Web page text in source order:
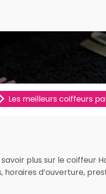
Les meilleurs coiffeurs
plus sur le coiffeur
horaires d’ouverture,